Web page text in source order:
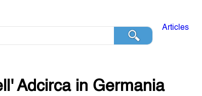
Articles
Adcircain Germania